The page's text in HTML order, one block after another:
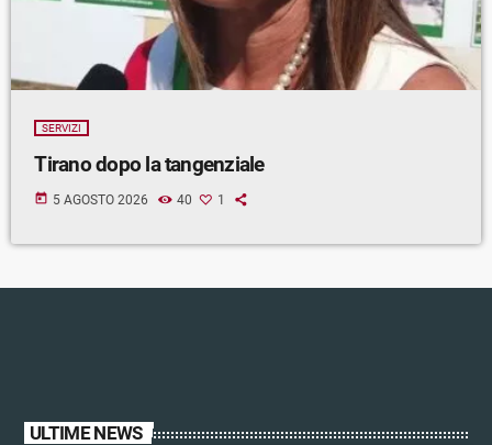
SERVIZI
Tirano dopo la tangenziale
today 5 AGOSTO 2026 40 1
ULTIME NEWS